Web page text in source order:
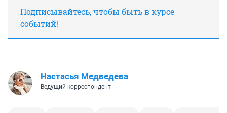
Подписывайтесь, чтобы быть в курсе
событий!
Настасья Медведева
Ведущий корреспондент